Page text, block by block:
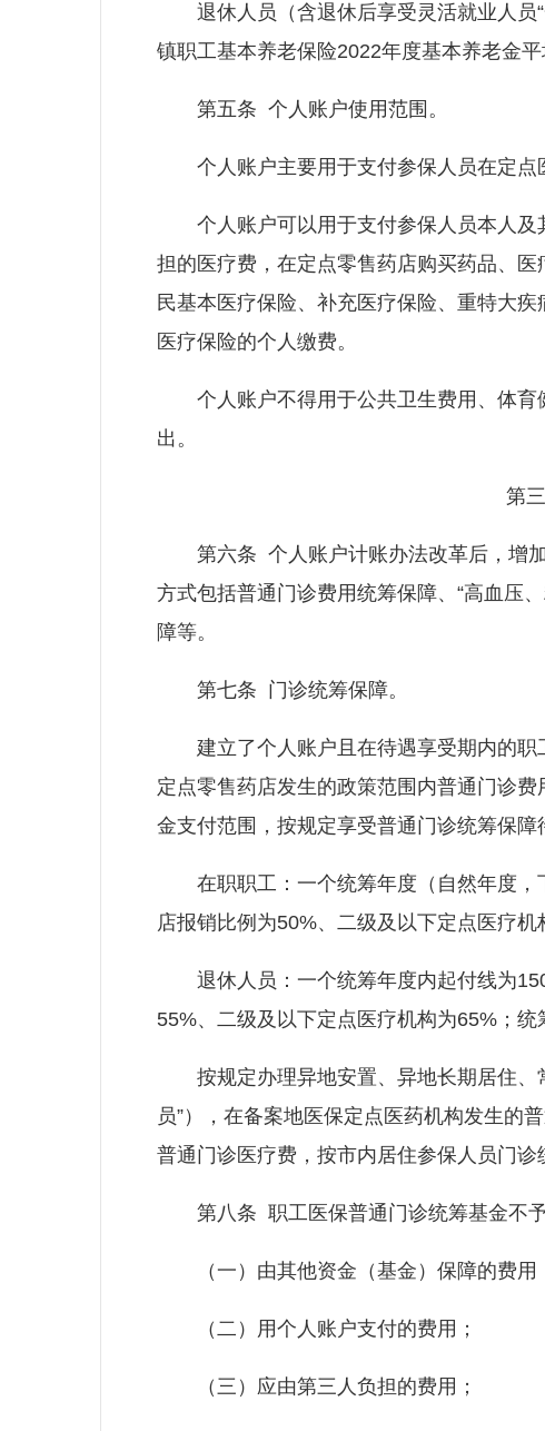
退休人员（含退休后享受灵活就业人员“
镇职工基本养老保险2022年度基本养老金平
第五条 个人账户使用范围。
个人账户主要用于支付参保人员在定点
个人账户可以用于支付参保人员本人及
担的医疗费，在定点零售药店购买药品、
民基本医疗保险、补充医疗保险、重特大
医疗保险的个人缴费。
个人账户不得用于公共卫生费用、体育
出。
第
第六条 个人账户计账办法改革后，增加
方式包括普通门诊费用统筹保障、“高血压
障等。
第七条 门诊统筹保障。
建立了个人账户且在待遇享受期内的职
定点零售药店发生的政策范围内普通门诊
金支付范围，按规定享受普通门诊统筹保障
在职职工：一个统筹年度（自然年度，
店报销比例为50%、二级及以下定点医疗
退休人员：一个统筹年度内起付线为
55%、二级及以下定点医疗机构为65%；统
按规定办理异地安置、异地长期居住、
员”），在备案地医保定点医药机构发生的
普通门诊医疗费，按市内居住参保人员门诊
第八条 职工医保普通门诊统筹基金不予
（一）由其他资金（基金）保障的费用
（二）用个人账户支付的费用；
（三）应由第三人负担的费用；